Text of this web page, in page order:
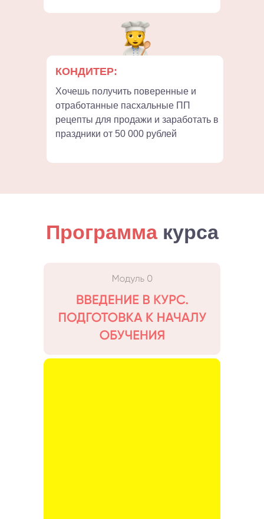
Хочешь получить поверенные и
отработанные пасхальные ПП
рецепты для продажи и заработать в
праздники от 50 000 рублей
КОНДИТЕР:
Программакурса